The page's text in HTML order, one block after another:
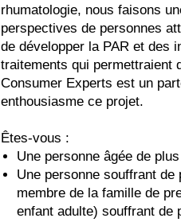
rhumatologie, nous faisons
perspectives de personnes
de développer la PAR et des
traitements qui permettraient
Consumer Experts est un
enthousiasme ce projet.
Êtes-vous :
Une personne âgée de
Une personne souffrant
membre de la famille de
enfant adulte) souffrant de